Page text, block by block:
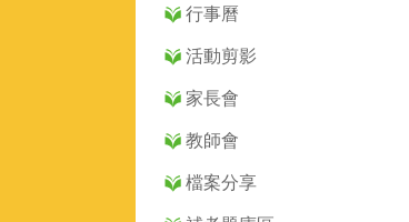
行事曆
活動剪影
家長會
教師會
檔案分享